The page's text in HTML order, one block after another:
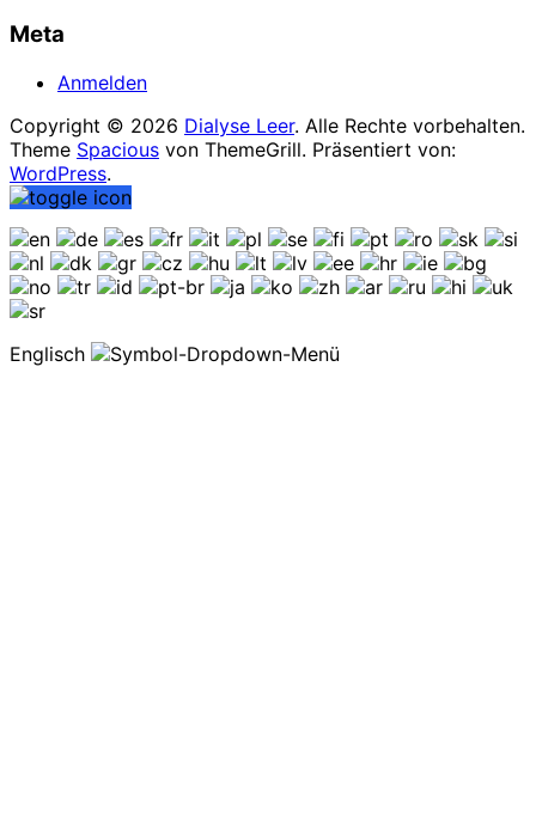
Meta
Anmelden
Copyright © 2026 Dialyse Leer. Alle Rechte vorbehalten.
Theme Spacious von ThemeGrill. Präsentiert von:
WordPress.
Englisch